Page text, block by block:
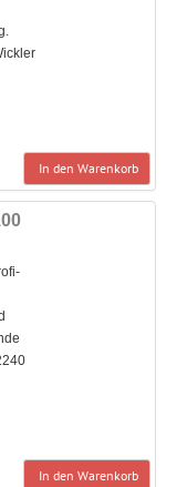
In den Warenkorb
In den Warenkorb